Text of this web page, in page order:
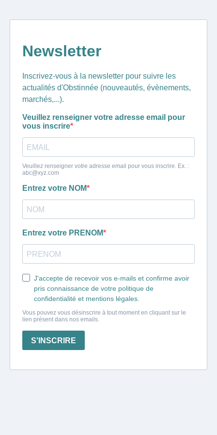
Newsletter
Inscrivez-vous à la newsletter pour suivre les
actualités d'Obstinnée (nouveautés, évènements,
marchés,...).
Veuillez renseigner votre adresse email pour
vous inscrire
Veuillez renseigner votre adresse email pour vous inscrire. Ex. :
abc@xyz.com
Entrez votre NOM
Entrez votre PRENOM
J'accepte de recevoir vos e-mails et confirme avoir
pris connaissance de votre politique de
confidentialité et mentions légales.
Vous pouvez vous désinscrire à tout moment en cliquant sur le
lien présent dans nos emails.
S'INSCRIRE